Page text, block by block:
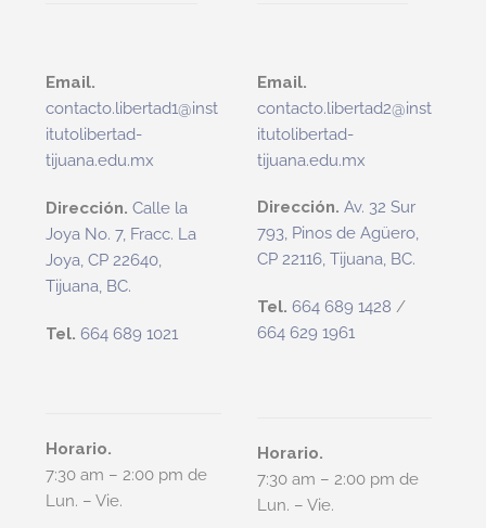
Email.
contacto.libertad1@inst
itutolibertad-
tijuana.edu.mx
Dirección. Calle la
Joya No. 7, Fracc. La
Joya, CP 22640,
Tijuana, BC.
Tel. 664 689 1021
Horario.
7:30 am – 2:00 pm de
Lun. – Vie.
Email.
contacto.libertad2@inst
itutolibertad-
tijuana.edu.mx
Dirección. Av. 32 Sur
793, Pinos de Agüero,
CP 22116, Tijuana, BC.
Tel. 664 689 1428 /
664 629 1961
Horario.
7:30 am – 2:00 pm de
Lun. – Vie.